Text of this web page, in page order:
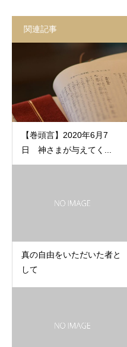
関連記事
【巻頭言】2020年6月7
日 神さまが与えてく...
真の自由をいただいた者と
して